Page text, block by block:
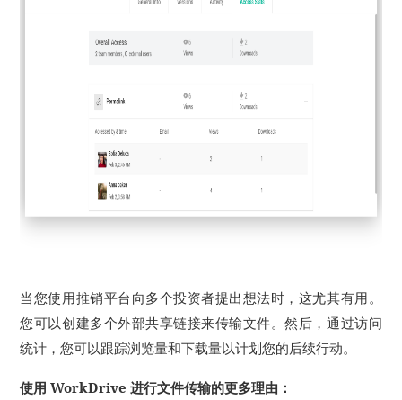
当您使用推销平台向多个投资者提出想法时，这尤其有用。
您可以创建多个外部共享链接来传输文件。然后，通过访问
统计，您可以跟踪浏览量和下载量以计划您的后续行动。
使用 WorkDrive 进行文件传输的更多理由：